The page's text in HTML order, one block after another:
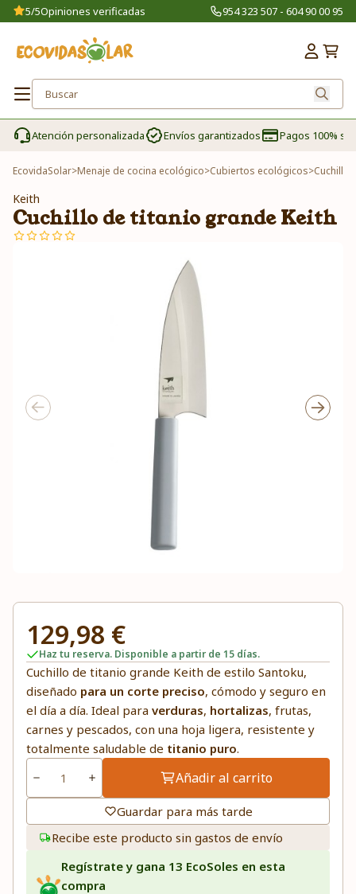
5/5Opiniones verificadas 954 323 507 - 604 90 00 95
Atención personalizada Envíos garantizados Pagos 100%
EcovidaSolar>Menaje de cocina ecológico>Cubiertos ecológicos>Cuchillo
Keith
Cuchillo de titanio grande Keith
129,98 €
Haz tu reserva. Disponible a partir de 15 días.
Cuchillo de titanio grande Keith de estilo Santoku,
diseñado para un corte preciso, cómodo y seguro en
el día a día. Ideal para verduras, hortalizas, frutas,
carnes y pescados, con una hoja ligera, resistente y
totalmente saludable de titanio puro.
Añadir al carrito
Guardar para más tarde
Recibe este producto sin gastos de envío
Regístrate y gana 13 EcoSoles en esta
compra